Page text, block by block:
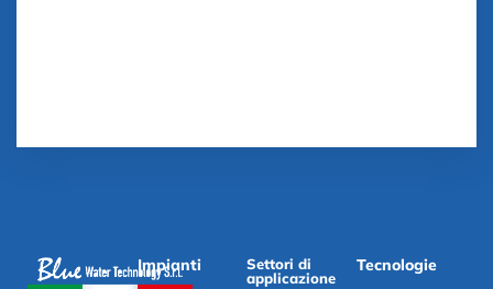
Impianti
Settori di
applicazione
Tecnologie